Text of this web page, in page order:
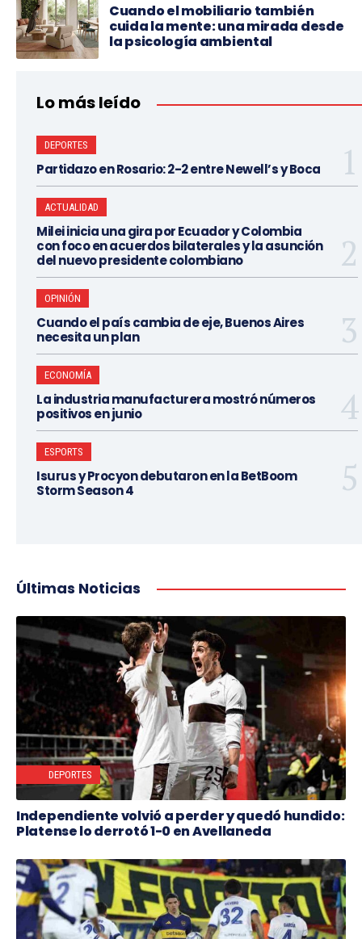
Cuando el mobiliario también
cuida la mente: una mirada desde
la psicología ambiental
Lo más leído
DEPORTES
Partidazo en Rosario: 2-2 entre Newell’s y Boca
ACTUALIDAD
Milei inicia una gira por Ecuador y Colombia
con foco en acuerdos bilaterales y la asunción
del nuevo presidente colombiano
OPINIÓN
Cuando el país cambia de eje, Buenos Aires
necesita un plan
ECONOMÍA
La industria manufacturera mostró números
positivos en junio
ESPORTS
Isurus y Procyon debutaron en la BetBoom
Storm Season 4
Últimas Noticias
DEPORTES
Independiente volvió a perder y quedó hundido:
Platense lo derrotó 1-0 en Avellaneda